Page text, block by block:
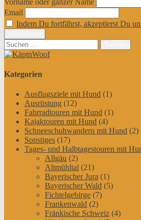
Email
Indem Du fortfährst, akzeptierst Du
Suchen
nach:
Kategorien
Ausflugsziele mit Hund (1)
Ausrüstung (12)
Fahrradtouren mit Hund (1)
Kajaktouren mit Hund (4)
Schneeschuhwandern mit Hund (2)
Sonstiges (17)
Tages- und Halbtagestouren mit
Allgäu (2)
Altmühltal (21)
Bayerischer Jura (1)
Bayerischer Wald (5)
Fichtelgebirge (7)
Frankenwald (2)
Fränkische Schweiz (4)